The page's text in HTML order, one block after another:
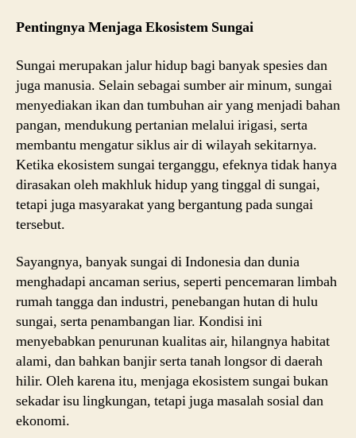
Pentingnya Menjaga Ekosistem Sungai
Sungai merupakan jalur hidup bagi banyak spesies dan
juga manusia. Selain sebagai sumber air minum, sungai
menyediakan ikan dan tumbuhan air yang menjadi bahan
pangan, mendukung pertanian melalui irigasi, serta
membantu mengatur siklus air di wilayah sekitarnya.
Ketika ekosistem sungai terganggu, efeknya tidak hanya
dirasakan oleh makhluk hidup yang tinggal di sungai,
tetapi juga masyarakat yang bergantung pada sungai
tersebut.
Sayangnya, banyak sungai di Indonesia dan dunia
menghadapi ancaman serius, seperti pencemaran limbah
rumah tangga dan industri, penebangan hutan di hulu
sungai, serta penambangan liar. Kondisi ini
menyebabkan penurunan kualitas air, hilangnya habitat
alami, dan bahkan banjir serta tanah longsor di daerah
hilir. Oleh karena itu, menjaga ekosistem sungai bukan
sekadar isu lingkungan, tetapi juga masalah sosial dan
ekonomi.